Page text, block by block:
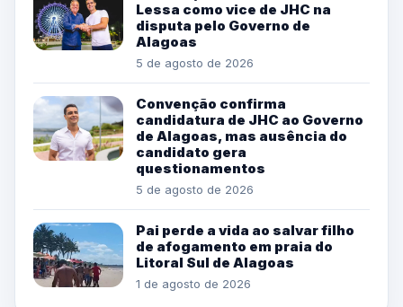
Lessa como vice de JHC na
disputa pelo Governo de
Alagoas
5 de agosto de 2026
Convenção confirma
candidatura de JHC ao Governo
de Alagoas, mas ausência do
candidato gera
questionamentos
5 de agosto de 2026
Pai perde a vida ao salvar filho
de afogamento em praia do
Litoral Sul de Alagoas
1 de agosto de 2026